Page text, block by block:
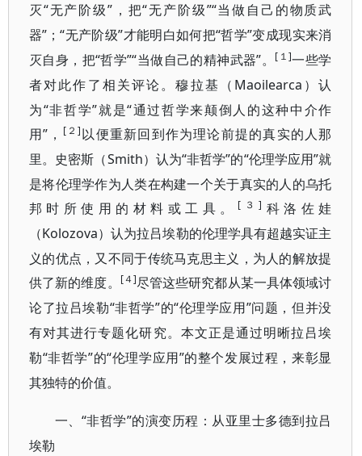
灭“无产阶级”，把“无产阶级”“当做自己的物质武
器”；“无产阶级”才能明白如何把“哲学”变成现实来消
灭自身，把“哲学”“当做自己的精神武器”。 [１]一些学
者对此作了相关评论。穆拉基（ Maoilearca）认
为“非哲学”就是“通过哲学来颠倒人的这种中介作
用”， [２] 以便重新回到作为理论前提的真实的人那
里。史密斯（Smith）认为“非哲学”的“伦理学应用”就
是将伦理学作为人类在构建一个关于真实的人的乌托
邦时所使用的材料或工具。
[３] 科洛佐娃
（Kolozova）认为拉吕埃勒的伦理学具有超越实证主
义的优点，又不同于传统马克思主义，为人的解放提
供了新的维度。
[４]尽管这些研究都从某一具体领域讨
论了拉吕埃勒“非哲学”的“伦理学应用”问题，但并没
有对其进行专题化研究。本文正是通过明晰拉吕埃
勒“非哲学”的“伦理学应用”的整个发展过程，来彰显
其独特的价值。
一、 “非哲学”的演变历程：从亚里士多德到拉吕
埃勒